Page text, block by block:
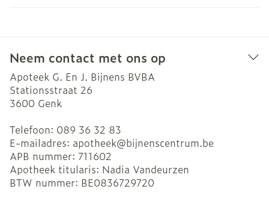
Neem contact met ons op
Apoteek G. En J. Bijnens BVBA
Stationsstraat 26
3600 Genk
Telefoon: 089 36 32 83
E-mailadres: apotheek@bijnenscentrum.be
APB nummer: 711602
Apotheek titularis: Nadia Vandeurzen
BTW nummer: BE0836729720